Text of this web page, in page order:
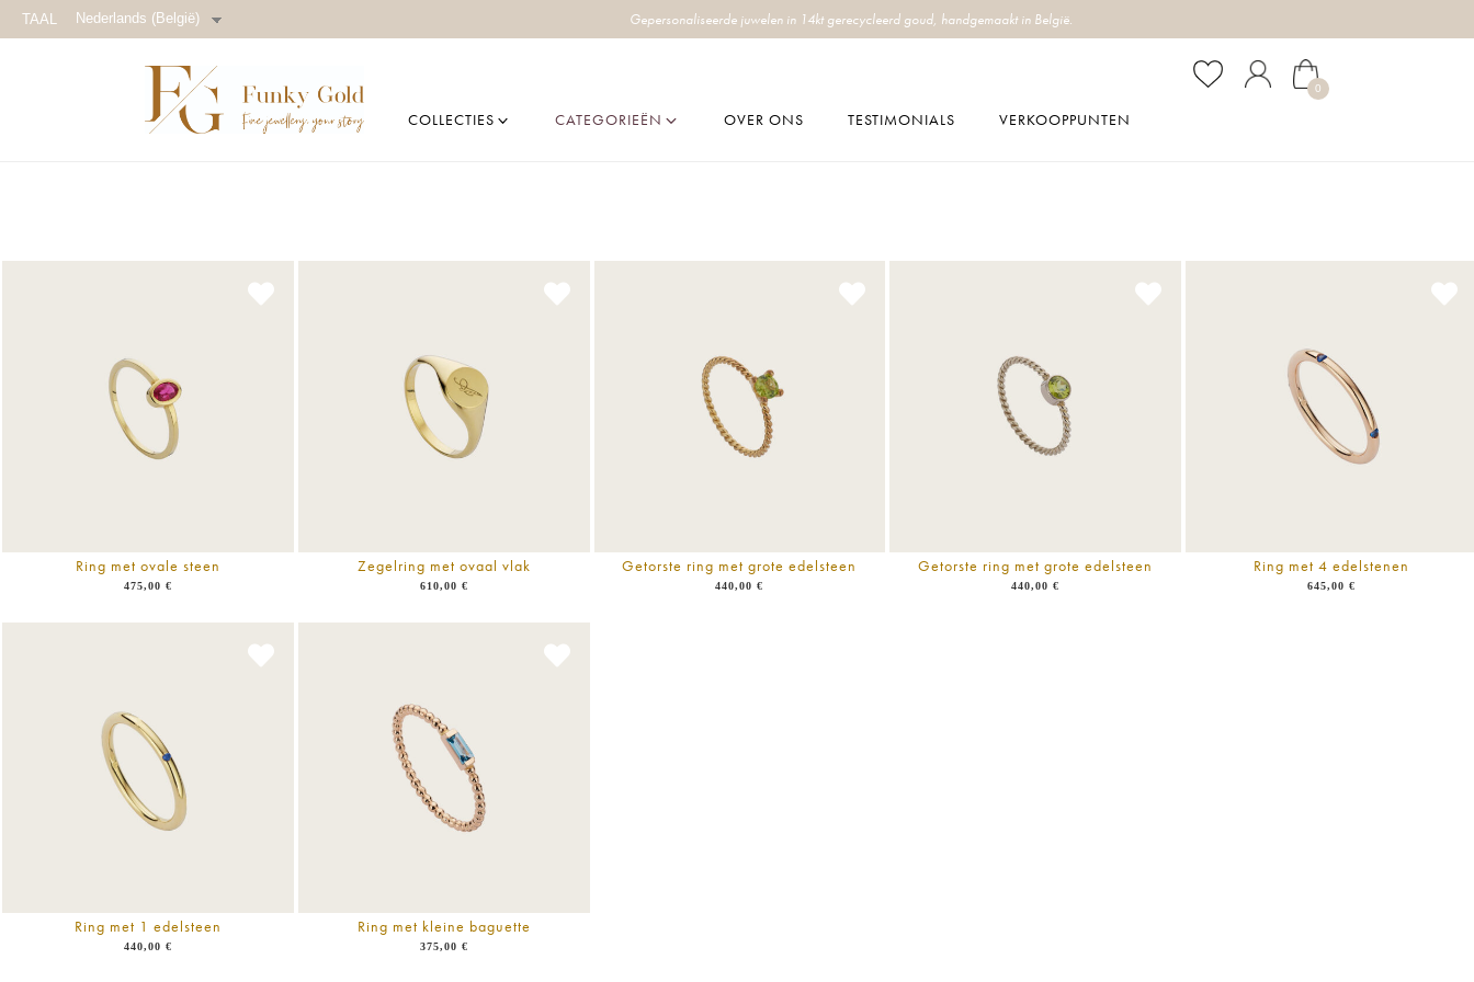
TAAL Nederlands (België) Gepersonaliseerde juwelen in 14kt gerecycleerd goud, handgemaakt in België.
COLLECTIES CATEGORIEËN OVER ONS TESTIMONIALS VERKOOPPUNTEN
0
Ring met ovale steen
475,00 €
Zegelring met ovaal vlak
610,00 €
Getorste ring met grote edelsteen
440,00€
Getorste ring met grote edelsteen
440,00€
Ring met 4 edelstenen
645,00€
Ring met 1 edelsteen
440,00 €
Ring met kleine baguette
375,00 €